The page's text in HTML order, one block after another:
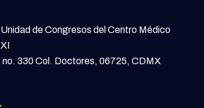
de Congresos del Centro Médico
no. 330 Col. Doctores, 06725, CDMX